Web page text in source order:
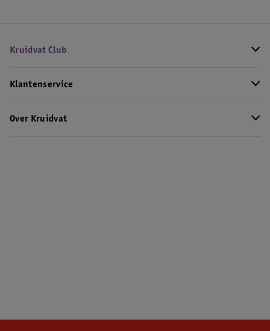
Kruidvat Club
Klantenservice
Over Kruidvat